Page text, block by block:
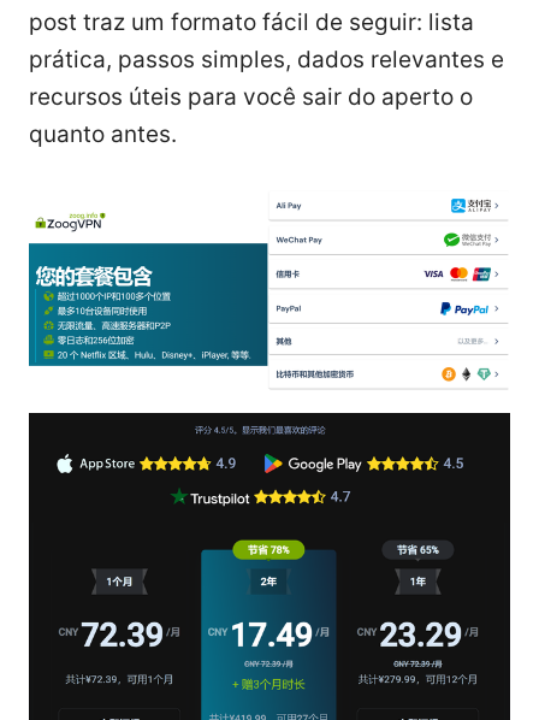
post traz um formato fácil de seguir: lista
prática, passos simples, dados relevantes e
recursos úteis para você sair do aperto o
quanto antes.